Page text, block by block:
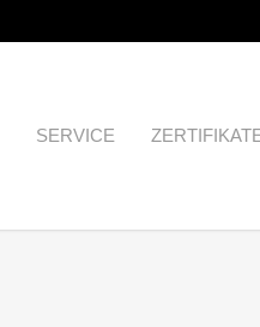
SERVICE